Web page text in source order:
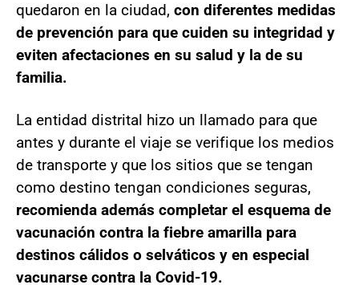
quedaron en la ciudad, con diferentes medidas
de prevención para que cuiden su integridad y
eviten afectaciones en su salud y la de su
familia.
La entidad distrital hizo un llamado para que
antes y durante el viaje se verifique los medios
de transporte y que los sitios que se tengan
como destino tengan condiciones seguras,
recomienda además completar el esquema de
vacunación contra la fiebre amarilla para
destinos cálidos o selváticos y en especial
vacunarse contra la Covid-19.